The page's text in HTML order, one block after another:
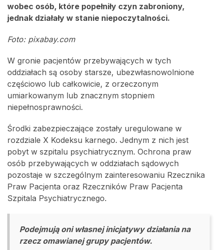
wobec osób, które popełniły czyn zabroniony,
jednak działały w stanie niepoczytalności.
Foto: pixabay.com
W gronie pacjentów przebywających w tych
oddziałach są osoby starsze, ubezwłasnowolnione
częściowo lub całkowicie, z orzeczonym
umiarkowanym lub znacznym stopniem
niepełnosprawności.
Środki zabezpieczające zostały uregulowane w
rozdziale X Kodeksu karnego. Jednym z nich jest
pobyt w szpitalu psychiatrycznym. Ochrona praw
osób przebywających w oddziałach sądowych
pozostaje w szczególnym zainteresowaniu Rzecznika
Praw Pacjenta oraz Rzeczników Praw Pacjenta
Szpitala Psychiatrycznego.
Podejmują oni własnej inicjatywy działania na
rzecz omawianej grupy pacjentów.